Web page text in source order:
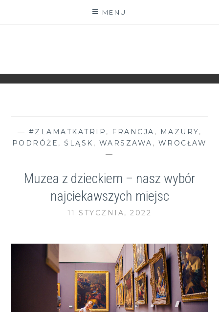
MENU
— #ZLAMATKATRIP , FRANCJA , MAZURY,
PODRÓŻE ,ŚLĄSK , WARSZAWA , WROCŁAW
—
Muzea z dzieckiem – nasz wybór
najciekawszych miejsc
11 STYCZNIA, 2022